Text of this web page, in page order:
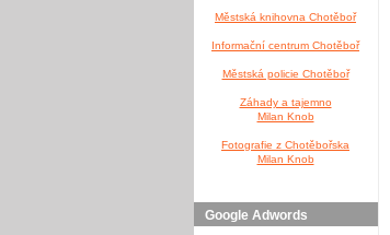
Městská knihovna Chotěboř
Informační centrum Chotěboř
Městská policie Chotěboř
Záhady a tajemno
Milan Knob
Fotografie z Chotěbořska
Milan Knob
Google Adwords